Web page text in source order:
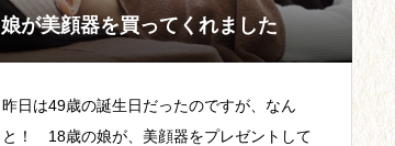
娘が美顔器を買ってくれました
昨日は49歳の誕生日だったのですが、なん
と！ 18歳の娘が、美顔器をプレゼントして